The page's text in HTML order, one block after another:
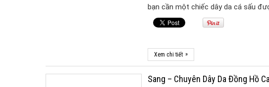
bạn cần một chiếc dây da cá sấu
Xem chi tiết »
Sang – Chuyên Dây Da Đồng Hồ